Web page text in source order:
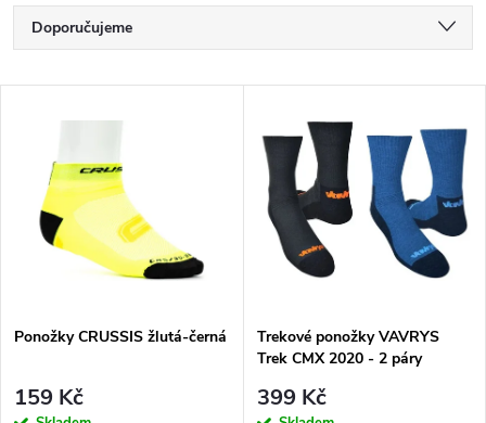
Ř
a
p
r
Doporučujeme
Nejprodávanější
Abecedně
s
p
Ponožky CRUSSIS žlutá-černá
159 Kč
Trekové ponožky VAVRYS
Trek CMX 2020 - 2 páry
399 Kč